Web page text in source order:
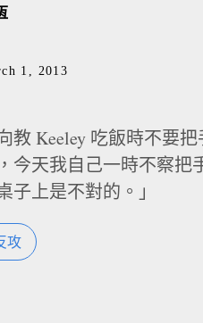
1, 2013
教 Keeley 吃飯時不要
今天我自己一時不察把
子上是不對的。」
攻